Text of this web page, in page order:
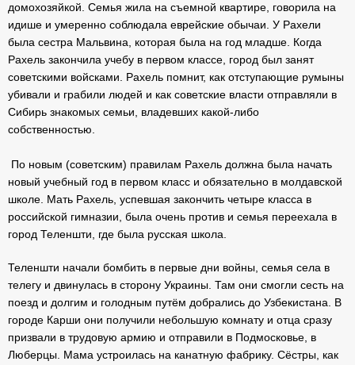
домохозяйкой. Семья жила на съемной квартире, говорила на
идише и умеренно соблюдала еврейские обычаи. У Рахели
была сестра Мальвина, которая была на год младше. Когда
Рахель закончила учебу в первом классе, город был занят
советскими войсками. Рахель помнит, как отступающие румыны
убивали и грабили людей и как советские власти отправляли в
Сибирь знакомых семьи, владевших какой-либо
собственностью.
По новым (советским) правилам Рахель должна была начать
новый учебный год в первом класс и обязательно в молдавской
школе. Мать Рахель, успевшая закончить четыре класса в
российской гимназии, была очень против и семья переехала в
город Теленшти, где была русская школа.
Теленшти начали бомбить в первые дни войны, семья села в
телегу и двинулась в сторону Украины. Там они смогли сесть на
поезд и долгим и голодным путём добрались до Узбекистана. В
городе Карши они получили небольшую комнату и отца сразу
призвали в трудовую армию и отправили в Подмосковье, в
Люберцы. Мама устроилась на канатную фабрику. Сёстры, как